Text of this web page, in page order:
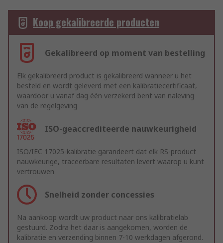
Koop gekalibreerde producten
Gekalibreerd op moment van bestelling
Elk gekalibreerd product is gekalibreerd wanneer u het
besteld en wordt geleverd met een kalibratiecertificaat,
waardoor u vanaf dag één verzekerd bent van naleving
van de regelgeving
ISO-geaccrediteerde nauwkeurigheid
ISO/IEC 17025-kalibratie garandeert dat elk RS-product
nauwkeurige, traceerbare resultaten levert waarop u kunt
vertrouwen
Snelheid zonder concessies
Na aankoop wordt uw product naar ons kalibratielab
gestuurd. Zodra het daar is aangekomen, worden de
kalibratie en verzending binnen 7-10 werkdagen afgerond.